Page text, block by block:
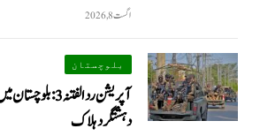
اگست 8, 2026
بلوچستان
دہشتگرد ہلاک